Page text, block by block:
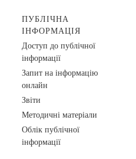
ПУБЛІЧНА
ІНФОРМАЦІЯ
Доступ до публічної
інформації
Запит на інформацію
онлайн
Звіти
Методичні матеріали
Облік публічної
інформації